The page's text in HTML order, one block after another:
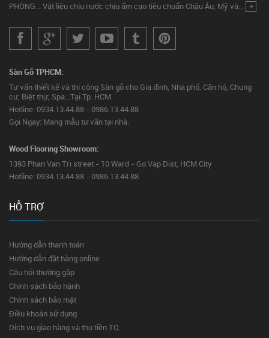
PHÒNG... Vật liệu chịu nước chịu ẩm cao tiêu chuẩn Châu Âu, Mỹ và... +
Sàn Gỗ TPHCM:
Tư vấn thiết kế và thi công Sàn gỗ cho Gia đình, Nhà phố, Căn hộ, Chung
cư, Biệt thự, Spa...Tại Tp. HCM.
Hotline: 0934.13.44.88 - 0986.13.44.88
Gọi Ngay: Mang mẫu tư vấn tại nhà.
Wood Flooring Showroom:
1393 Phan Van Tri street - 10 Ward - Go Vap Dist, HCM City
Hotline: 0934.13.44.88 - 0986.13.44.88
HỖ TRỢ
Hướng dẫn thanh toán
Hướng dẫn đặt hàng online
Câu hỏi thường gặp
Chính sách bảo hành
Chính sách bảo mật
Điều khoản sử dụng
Dịch vụ giao hàng và thu tiền TQ